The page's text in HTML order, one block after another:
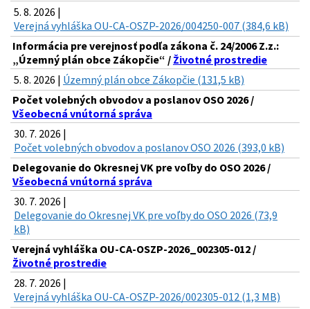
5. 8. 2026 |
Verejná vyhláška OU-CA-OSZP-2026/004250-007 (384,6 kB)
Informácia pre verejnosť podľa zákona č. 24/2006 Z.z.:
„Územný plán obce Zákopčie“ / Životné prostredie
5. 8. 2026 | Územný plán obce Zákopčie (131,5 kB)
Počet volebných obvodov a poslanov OSO 2026 /
Všeobecná vnútorná správa
30. 7. 2026 |
Počet volebných obvodov a poslanov OSO 2026 (393,0 kB)
Delegovanie do Okresnej VK pre voľby do OSO 2026 /
Všeobecná vnútorná správa
30. 7. 2026 |
Delegovanie do Okresnej VK pre voľby do OSO 2026 (73,9
kB)
Verejná vyhláška OU-CA-OSZP-2026_002305-012 /
Životné prostredie
28. 7. 2026 |
Verejná vyhláška OU-CA-OSZP-2026/002305-012 (1,3 MB)